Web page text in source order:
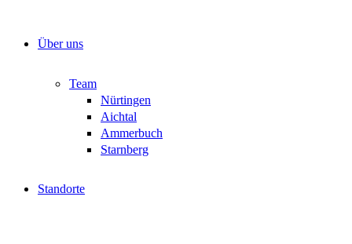
Über uns
Team
Nürtingen
Aichtal
Ammerbuch
Starnberg
Standorte